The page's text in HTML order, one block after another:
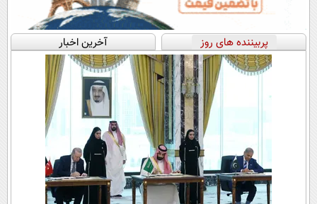
پربیننده های روز آخرین اخبار